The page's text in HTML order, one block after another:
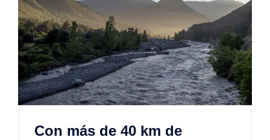
Con más de 40 km de